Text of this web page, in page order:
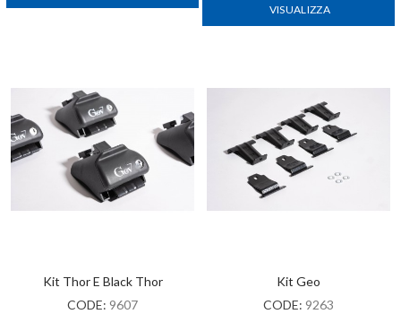
VISUALIZZA
Kit Thor E Black Thor
CODE: 9607
Kit Geo
CODE: 9263